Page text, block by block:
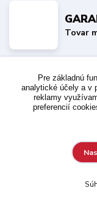
Tovar
Pre základnú
analytické účely a v
reklamy
preferencií